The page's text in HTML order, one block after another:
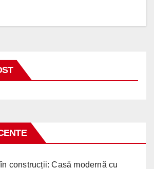
construcții: Casă modernă cu